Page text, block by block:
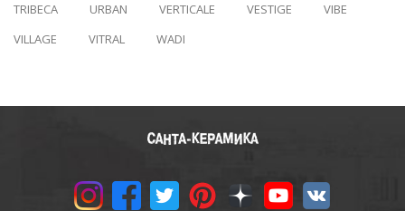
TRIBECA
URBAN VERTICALE VESTIGE
VIBE
VILLAGE
VITRAL WADI